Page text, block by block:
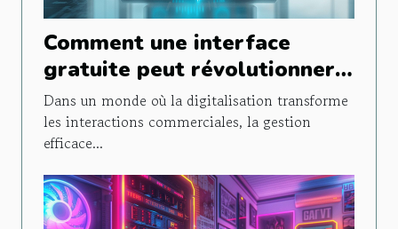
Comment une interface
gratuite peut révolutionner
la gestion de la relation
client
Dans un monde où la digitalisation transforme
les interactions commerciales, la gestion
efficace...